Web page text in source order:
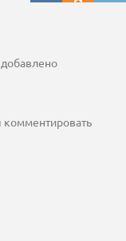
комментировать